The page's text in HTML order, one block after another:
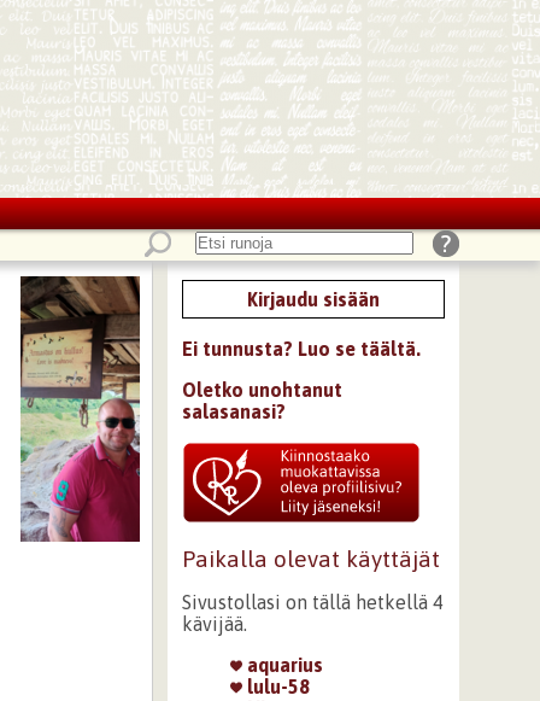
Kirjaudu sisään
Ei tunnusta? Luo se täältä.
Oletko unohtanut
salasanasi?
Paikalla olevat käyttäjät
Sivustollasi on tällä hetkellä 4
kävijää.
aquarius
lulu-58